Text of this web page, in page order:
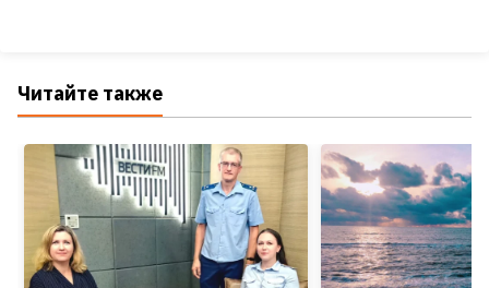
Читайте также